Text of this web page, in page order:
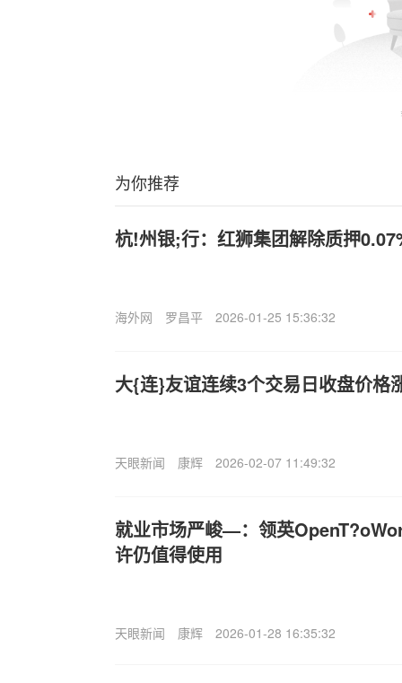
为你推荐
杭!州银;行：红狮集团解除质押
海外网 罗昌平 2026-01-25 15:36:32
大{连}友谊连续3个交易日收盘价格
天眼新闻 康辉 2026-02-07 11:49:32
就业市场严峻—：领英
许仍值得使用
天眼新闻 康辉 2026-01-28 16:35:32